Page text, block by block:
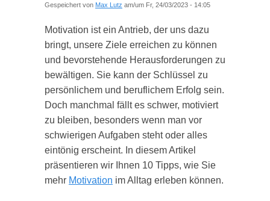
Gespeichert von Max Lutz am/um Fr, 24/03/2023 - 14:05
Motivation ist ein Antrieb, der uns dazu
bringt, unsere Ziele erreichen zu können
und bevorstehende Herausforderungen zu
bewältigen. Sie kann der Schlüssel zu
persönlichem und beruflichem Erfolg sein.
Doch manchmal fällt es schwer, motiviert
zu bleiben, besonders wenn man vor
schwierigen Aufgaben steht oder alles
eintönig erscheint. In diesem Artikel
präsentieren wir Ihnen 10 Tipps, wie Sie
mehr Motivation im Alltag erleben können.